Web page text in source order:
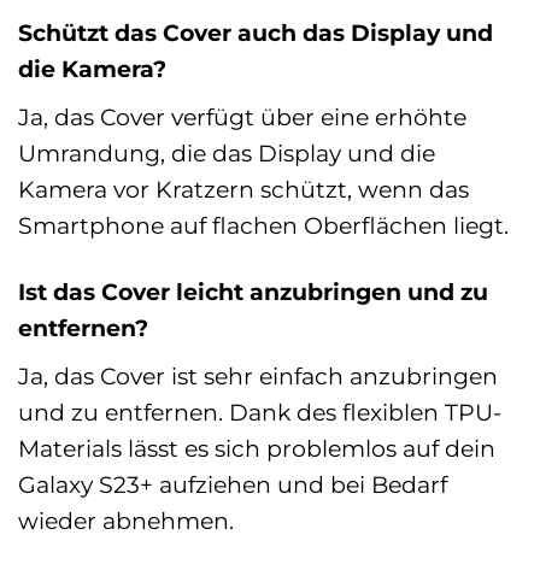
Schützt das Cover auch das Display und
die Kamera?
Ja, das Cover verfügt über eine erhöhte
Umrandung, die das Display und die
Kamera vor Kratzern schützt, wenn das
Smartphone auf flachen Oberflächen liegt.
Ist das Cover leicht anzubringen und zu
entfernen?
Ja, das Cover ist sehr einfach anzubringen
und zu entfernen. Dank des flexiblen TPU-
Materials lässt es sich problemlos auf dein
Galaxy S23+ aufziehen und bei Bedarf
wieder abnehmen.